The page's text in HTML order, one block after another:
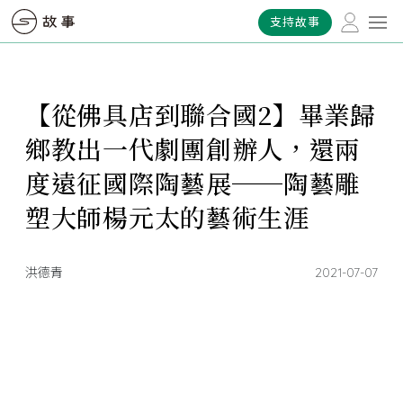
支持故事
【從佛具店到聯合國2】畢業歸
鄉教出一代劇團創辦人，還兩
度遠征國際陶藝展──陶藝雕
塑大師楊元太的藝術生涯
洪德青 2021-07-07